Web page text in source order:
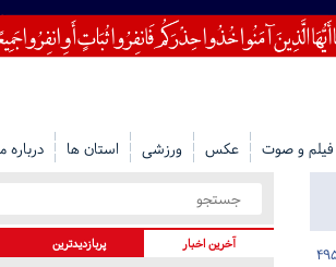
فیلم و صوت عکس ورزشی استان ها درباره
آخرین اخبار پربازدیدترین